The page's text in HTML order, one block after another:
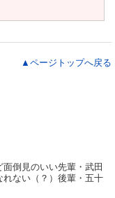
▲ページトップへ戻る
倒見のいい先輩・武田
ない（？）後輩・五十